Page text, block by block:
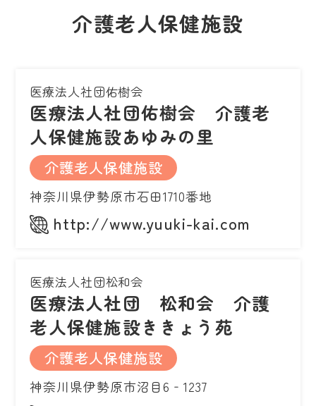
介護老人保健施設
医療法人社団佑樹会
医療法人社団佑樹会 介護老
人保健施設あゆみの里
介護老人保健施設
神奈川県伊勢原市石田1710番地
http://www.yuuki-kai.com
医療法人社団松和会
医療法人社団 松和会 介護
老人保健施設ききょう苑
介護老人保健施設
神奈川県伊勢原市沼目6‐1237